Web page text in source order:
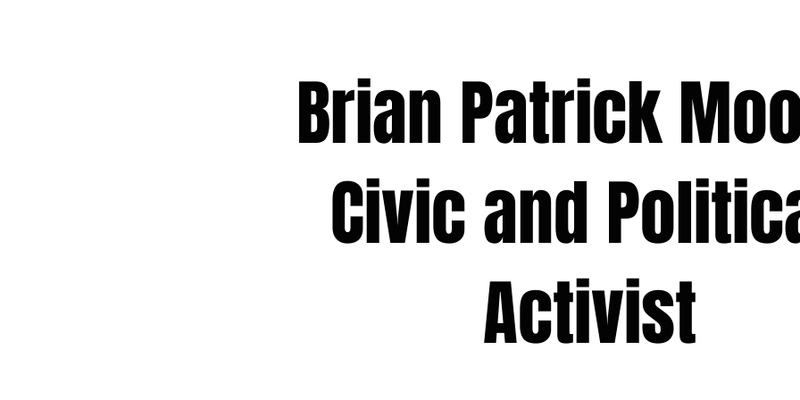
Brian Patrick
Civic and
Activist